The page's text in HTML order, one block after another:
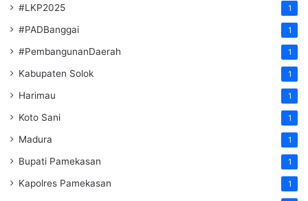
#LKP2025 1
#PADBanggai 1
#PembangunanDaerah 1
Kabupaten Solok 1
Harimau 1
Koto Sani 1
Madura 1
Bupati Pamekasan 1
Kapolres Pamekasan 1